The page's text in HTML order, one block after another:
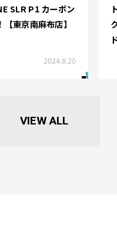
SLR P1 カーボン
東京南麻布店】
2024.8.20
VIEW ALL